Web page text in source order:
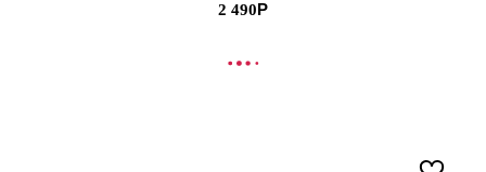
2 490
В КОРЗИНУ